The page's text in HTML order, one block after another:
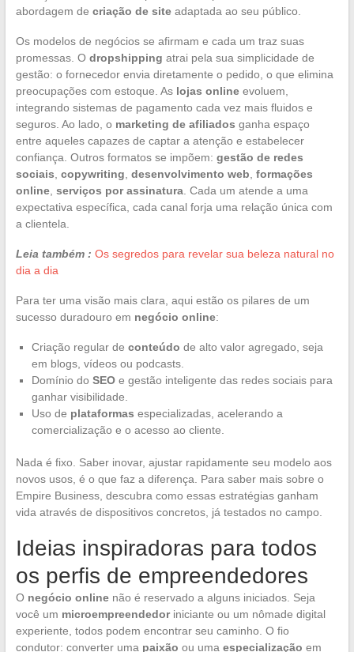
abordagem de criação de siteadaptada ao seu público.
Os modelos de negócios se afirmam e cada um traz suas
promessas. O dropshipping atrai pela sua simplicidade de
gestão: o fornecedor envia diretamente o pedido, o que elimina
preocupações com estoque. As lojas onlineevoluem,
integrando sistemas de pagamento cada vez mais fluidos e
seguros. Ao lado, o marketing de afiliados ganha espaço
entre aqueles capazes de captar a atenção e estabelecer
confiança. Outros formatos se impõem: gestão de redes
sociais copywriting desenvolvimento web formações
online, serviços por assinatura. Cada um atende a uma
expectativa específica, cada canal forja uma relação única com
a clientela.
Leia também : Os segredos para revelar sua beleza natural no
dia a dia
Para ter uma visão mais clara, aqui estão os pilares de um
sucesso duradouro em negócio online:
Criação regular de conteúdo de alto valor agregado, seja
em blogs, vídeos ou podcasts.
Domínio do SEOe gestão inteligente das redes sociais para
ganhar visibilidade.
Uso de plataformas especializadas, acelerando a
comercialização e o acesso ao cliente.
Nada é fixo. Saber inovar, ajustar rapidamente seu modelo aos
novos usos, é o que faz a diferença. Para saber mais sobre o
Empire Business, descubra como essas estratégias ganham
vida através de dispositivos concretos, já testados no campo.
Ideias inspiradoras para todos
os perfis de empreendedores
O negócio onlinenão é reservado a alguns iniciados. Seja
você um microempreendedoriniciante ou um nômade digital
experiente, todos podem encontrar seu caminho. O fio
condutor: converter uma paixão ou uma especialização em